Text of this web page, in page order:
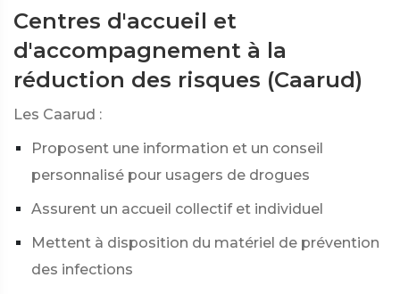
Centres d'accueil et
d'accompagnement à la
réduction des risques (Caarud)
Les Caarud :
Proposent une information et un conseil
personnalisé pour usagers de drogues
Assurent un accueil collectif et individuel
Mettent à disposition du matériel de prévention
des infections